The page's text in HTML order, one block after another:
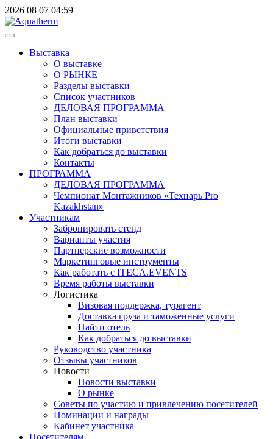
2026 08 07 04:59
Выставка
О выставке
О РЫНКЕ
Разделы выставки
Список участников
ДЕЛОВАЯ ПРОГРАММА
План выставки
Официальные приветствия
Итоги выставки
Как добраться до выставки
Контакты
ПРОГРАММА
ДЕЛОВАЯ ПРОГРАММА
Чемпионат Монтажников «Технарь Pro
Kazakhstan»
Участникам
Забронировать стенд
Варианты участия
Партнерские возможности
Маркетинговые инструменты
Как работать с ITECA.EVENTS
Время работы выставки
Логистика
Визовая поддержка, турагент
Доставка груза и таможенные услуги
Найти отель
Как добраться до выставки
Руководство участника
Отзывы участников
Новости
Новости выставки
О рынке
Советы по участию и привлечению посетителей
Номинации и награды
Кабинет участника
Посетителям